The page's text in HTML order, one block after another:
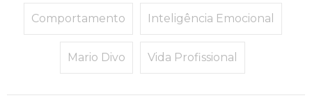
Comportamento Inteligência Emocional
Mario Divo Vida Profissional